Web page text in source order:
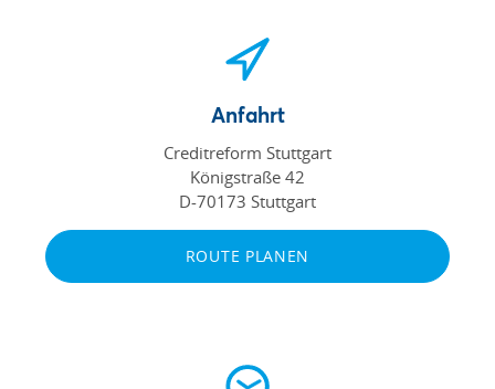
Anfahrt
Creditreform Stuttgart
Königstraße 42
D-70173 Stuttgart
ROUTE PLANEN